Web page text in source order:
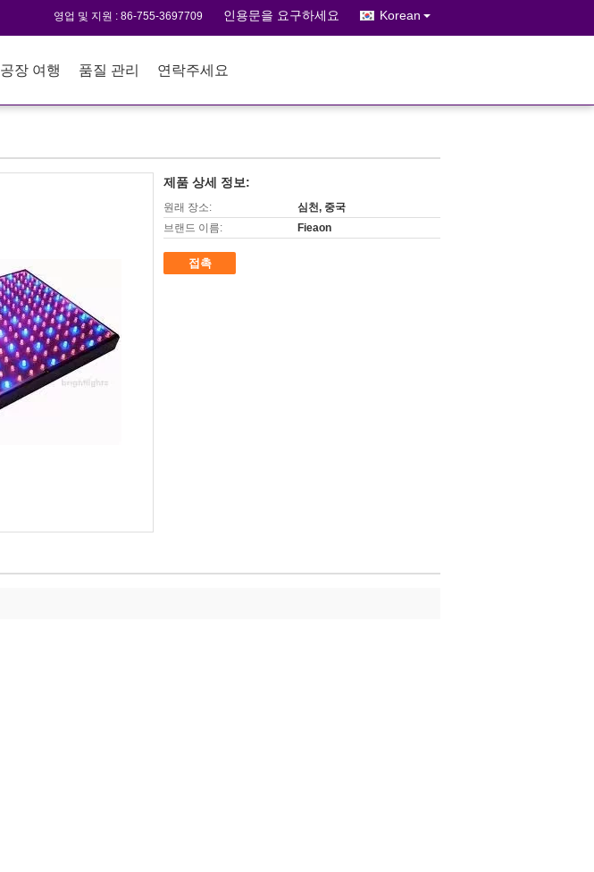
영업 및 지원 : 86-755-3697709 인용문을 요구하세요 Korean
공장 여행 품질 관리 연락주세요
제품 상세 정보:
원래 장소:
심천, 중국
브랜드 이름:
Fieaon
접촉